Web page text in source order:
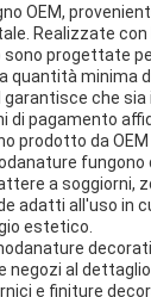
OEM,
Realizzate
progettate
quantità minima
garantisce che
pagamento
prodotto da
a soggiorni,
adatti all'uso in
estetico.
negozi al
e finiture